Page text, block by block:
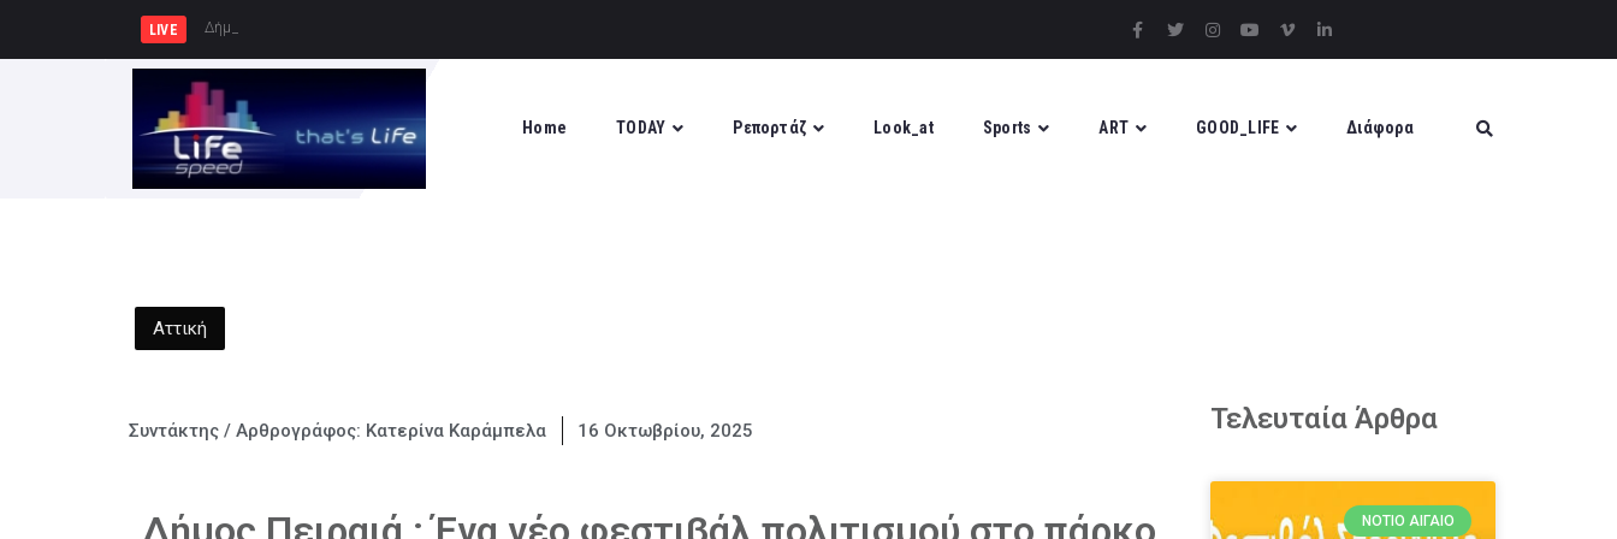
LIVE Δήμος Πατρέων : Τα παιδιά τ
Home TODAY Ρεπορτάζ Look_at Sports ART GOOD_LIFE Διάφορα
Αττική
Συντάκτης / Αρθρογράφος: Κατερίνα Καράμπελα 16 Οκτωβρίου, 2025 Τελευταία Άρθρα
ΝΌΤΙΟ ΑΙΓΑΊΟ